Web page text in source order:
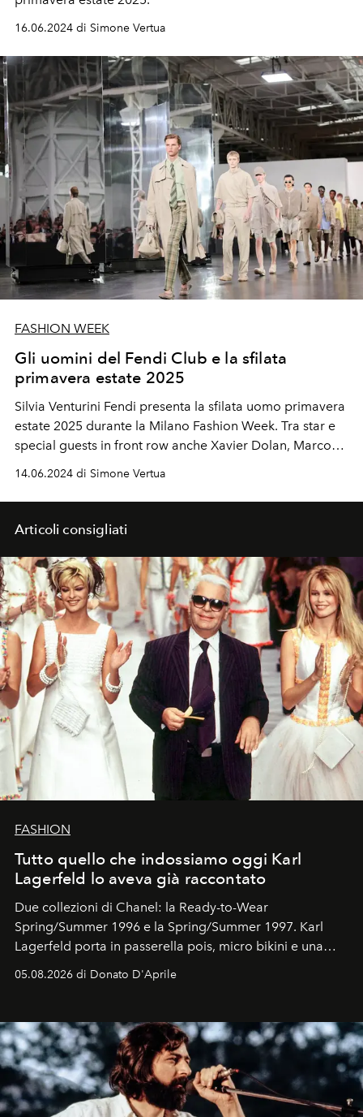
16.06.2024 di Simone Vertua
FASHION WEEK
Gli uomini del Fendi Club e la sfilata
primavera estate 2025
Silvia Venturini Fendi presenta la sfilata uomo primavera
estate 2025 durante la Milano Fashion Week. Tra star e
special guests in front row anche Xavier Dolan, Marco
Mengoni, Mr. Rain, Tanani, Aron Piper e la cover star de
14.06.2024 di Simone Vertua
Articoli consigliati
FASHION
Tutto quello che indossiamo oggi Karl
Lagerfeld lo aveva già raccontato
Due collezioni di Chanel: la Ready-to-Wear
Spring/Summer 1996 e la Spring/Summer 1997. Karl
Lagerfeld porta in passerella pois, micro bikini e una
logomania pensata per la spiaggia
Kate, Claudia e Carla una dietro l'altra. Trent'anni dopo,
uno dei documenti più contemporanei che abbiamo.
05.08.2026 di Donato D'Aprile